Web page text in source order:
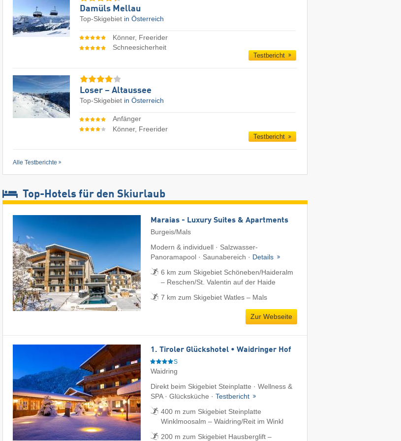
Damüls Mellau
Top-Skigebiet in Österreich
Könner, Freerider
Schneesicherheit
Testbericht
Loser – Altaussee
Top-Skigebiet in Österreich
Anfänger
Könner, Freerider
Testbericht
Alle Testberichte
Top-Hotels für den Skiurlaub
Maraias - Luxury Suites & Apartments
Burgeis/Mals
Modern & individuell · Salzwasser-
Panoramapool · Saunabereich · Details
6 km zum Skigebiet Schöneben/​Haideralm
– Reschen/​St. Valentin auf der Haide
7 km zum Skigebiet Watles – Mals
Zur Webseite
1. Tiroler Glückshotel • Waidringer Hof
S
Waidring
Direkt beim Skigebiet Steinplatte · Wellness &
SPA · Glücksküche · Testbericht
400 m zum Skigebiet Steinplatte
Winklmoosalm – Waidring/​Reit im Winkl
200 m zum Skigebiet Hausberglift –